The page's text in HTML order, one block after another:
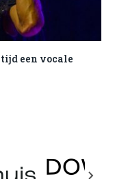
een vocale